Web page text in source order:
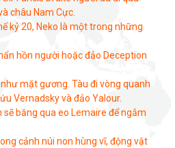
châu Nam Cực.
kỷ 20, Neko là một trong những
hồn người hoặc đảo Deception
mặt gương. Tàu đi vòng quanh
Vernadsky và đảo Yalour.
băng qua eo Lemaire để ngắm
cảnh núi non hùng vĩ, động vật